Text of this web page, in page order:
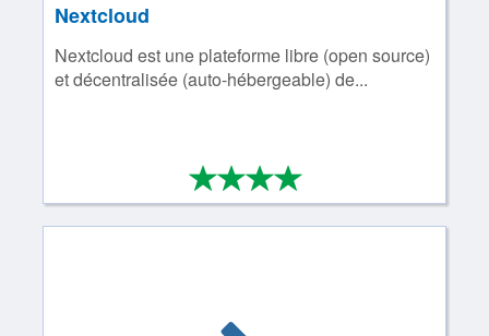
Nextcloud
Nextcloud est une plateforme libre (open source)
et décentralisée (auto-hébergeable) de...
****
4/4